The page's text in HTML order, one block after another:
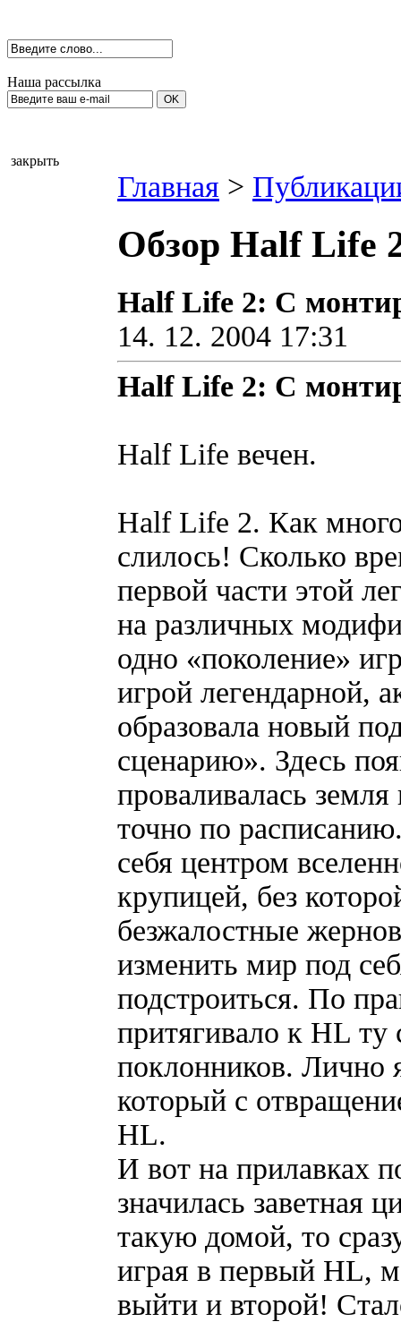
Наша рассылка
закрыть
Главная >
Обзор Half Life
Half Life 2: С
14. 12. 2004 17:31
Half Life 2: С
Half Life вечен.
Half Life 2. Как много
слилось! Сколько
первой части этой
на различных
одно «поколение»
игрой легендарной,
образовала новый
сценарию». Здесь
проваливалась
точно по
себя центром
крупицей, без
безжалостные
изменить мир под
подстроиться. По
притягивало к HL
поклонников. Лично
который с
HL.
И вот на прилавках
значилась заветная
такую домой, то
играя в первый HL,
выйти и второй!